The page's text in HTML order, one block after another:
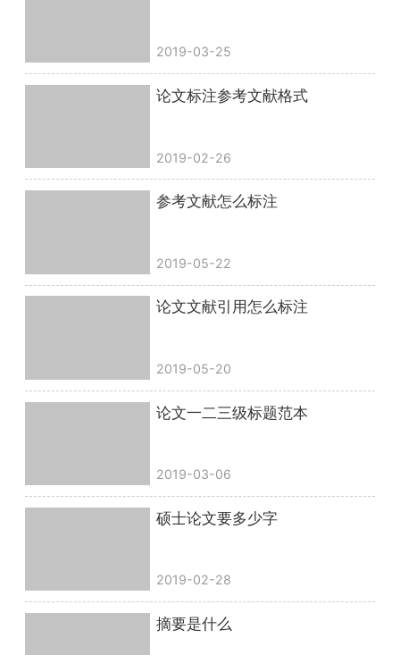
2019-03-25
论文标注参考文献格式
2019-02-26
参考文献怎么标注
2019-05-22
论文文献引用怎么标注
2019-05-20
论文一二三级标题范本
2019-03-06
硕士论文要多少字
2019-02-28
摘要是什么